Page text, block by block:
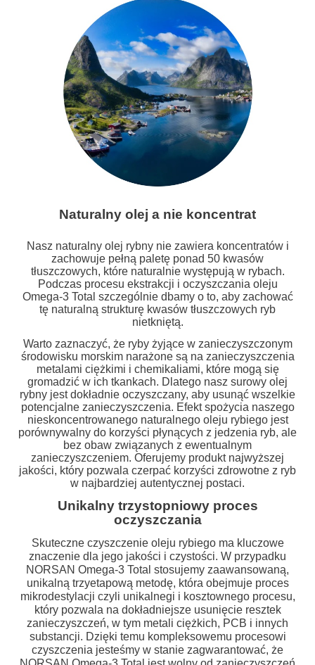
Naturalny olej a nie koncentrat
Nasz naturalny olej rybny nie zawiera koncentratów i
zachowuje pełną paletę ponad 50 kwasów
tłuszczowych, które naturalnie występują w rybach.
Podczas procesu ekstrakcji i oczyszczania oleju
Omega-3 Total szczególnie dbamy o to, aby zachować
tę naturalną strukturę kwasów tłuszczowych ryb
nietkniętą.
Warto zaznaczyć, że ryby żyjące w zanieczyszczonym
środowisku morskim narażone są na zanieczyszczenia
metalami ciężkimi i chemikaliami, które mogą się
gromadzić w ich tkankach. Dlatego nasz surowy olej
rybny jest dokładnie oczyszczany, aby usunąć wszelkie
potencjalne zanieczyszczenia. Efekt spożycia naszego
nieskoncentrowanego naturalnego oleju rybiego jest
porównywalny do korzyści płynących z jedzenia ryb, ale
bez obaw związanych z ewentualnym
zanieczyszczeniem. Oferujemy produkt najwyższej
jakości, który pozwala czerpać korzyści zdrowotne z ryb
w najbardziej autentycznej postaci.
Unikalny trzystopniowy proces
oczyszczania
Skuteczne czyszczenie oleju rybiego ma kluczowe
znaczenie dla jego jakości i czystości. W przypadku
NORSAN Omega-3 Total stosujemy zaawansowaną,
unikalną trzyetapową metodę, która obejmuje proces
mikrodestylacji czyli unikalnegi i kosztownego procesu,
który pozwala na dokładniejsze usunięcie resztek
zanieczyszczeń, w tym metali ciężkich, PCB i innych
substancji. Dzięki temu kompleksowemu procesowi
czyszczenia jesteśmy w stanie zagwarantować, że